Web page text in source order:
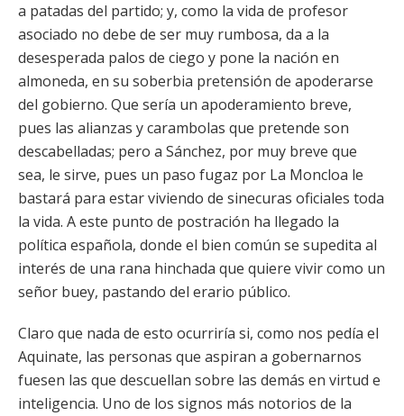
a patadas del partido; y, como la vida de profesor
asociado no debe de ser muy rumbosa, da a la
desesperada palos de ciego y pone la nación en
almoneda, en su soberbia pretensión de apoderarse
del gobierno. Que sería un apoderamiento breve,
pues las alianzas y carambolas que pretende son
descabelladas; pero a Sánchez, por muy breve que
sea, le sirve, pues un paso fugaz por La Moncloa le
bastará para estar viviendo de sinecuras oficiales toda
la vida. A este punto de postración ha llegado la
política española, donde el bien común se supedita al
interés de una rana hinchada que quiere vivir como un
señor buey, pastando del erario público.
Claro que nada de esto ocurriría si, como nos pedía el
Aquinate, las personas que aspiran a gobernarnos
fuesen las que descuellan sobre las demás en virtud e
inteligencia. Uno de los signos más notorios de la